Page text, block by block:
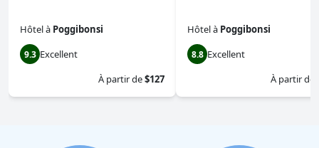
Hôtelà Poggibonsi
9.3 Excellent
À partir de$127
Hôtelà Poggibonsi
8.8 Excellent
À partir de